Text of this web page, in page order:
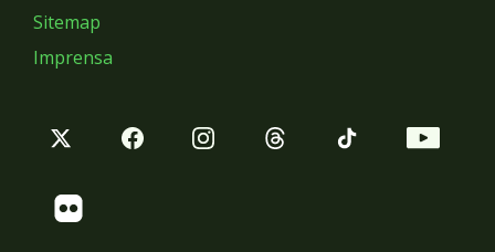
Sitemap
Imprensa